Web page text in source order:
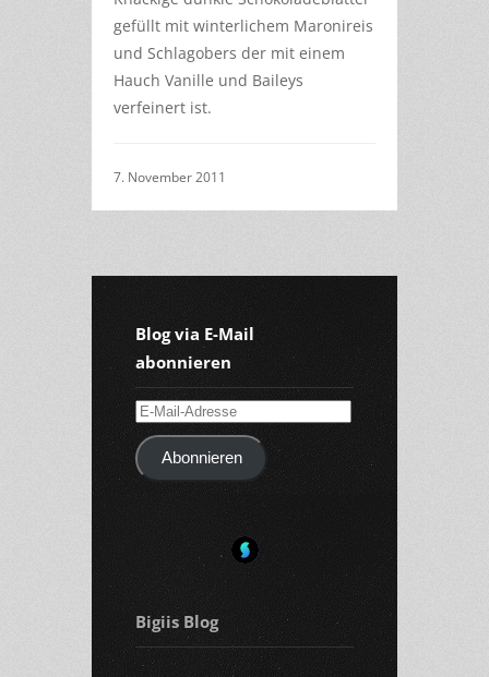
gefüllt mit winterlichem Maronireis
und Schlagobers der mit einem
Hauch Vanille und Baileys
verfeinert ist.
7. November 2011
Blog via E-Mail
abonnieren
E-
Mail-
AdresseAbonnieren
Bigiis Blog